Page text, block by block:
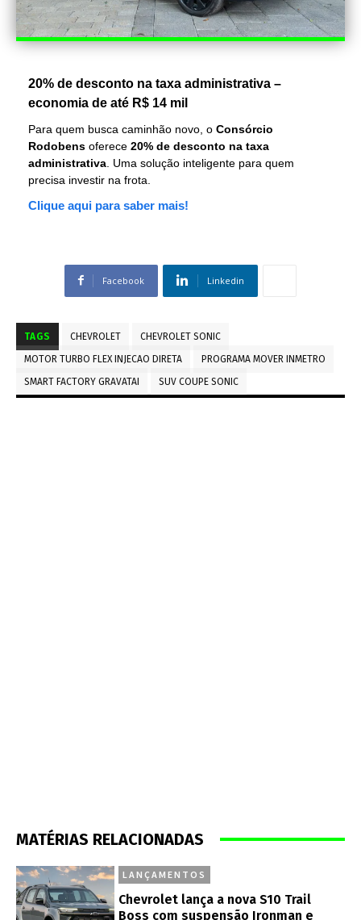
20% de desconto na taxa administrativa –
economia de até R$ 14 mil
Para quem busca caminhão novo, o Consórcio
Rodobens oferece 20% de desconto na taxa
administrativa . Uma solução inteligente para quem
precisa investir na frota.
Clique aqui para saber mais!
Facebook Linkedin
TAGS CHEVROLET
CHEVROLET SONIC
MOTOR TURBO FLEX INJECAO DIRETA
PROGRAMA MOVER INMETRO
SMART FACTORY GRAVATAI
SUV COUPE SONIC
MATÉRIAS RELACIONADAS
LANÇAMENTOS
Chevrolet lança a nova S10 Trail
Boss com suspensão Ironman e